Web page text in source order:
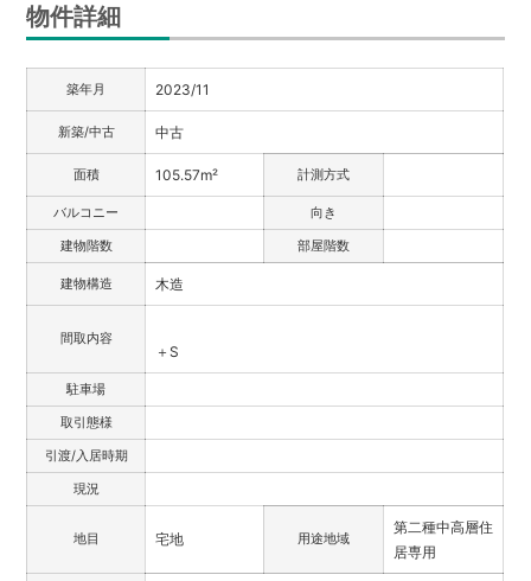
物件詳細
築年月 2023/11
新築/中古 中古
面積 105.57m² 計測方式
バルコニー
向き
建物階数
部屋階数
建物構造 木造
間取内容
＋S
駐車場
取引態様
引渡/入居時期
現況
地目 宅地 用途地域
第二種中高層住
居専用